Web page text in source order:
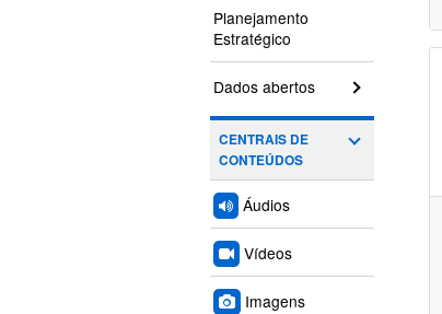
Planejamento
Estratégico
Dados abertos
CENTRAIS DE
CONTEÚDOS
Áudios
Vídeos
Imagens